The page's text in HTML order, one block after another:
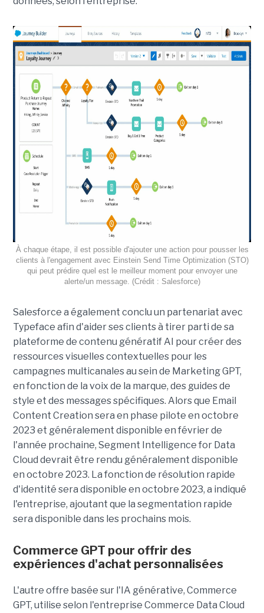
À chaque étape, il est possible d'ajouter une action pour pousser les
clients à l'engagement avec Einstein Send Time Optimization (STO)
qui peut prédire quel est le meilleur moment pour envoyer une
alerte/un message. (Crédit : Salesforce)
Salesforce a également conclu un partenariat avec
Typeface afin d'aider ses clients à tirer parti de sa
plateforme de contenu génératif AI pour créer des
ressources visuelles contextuelles pour les
campagnes multicanales au sein de Marketing GPT,
en fonction de la voix de la marque, des guides de
style et des messages spécifiques. Alors que Email
Content Creation sera en phase pilote en octobre
2023 et généralement disponible en février de
l'année prochaine, Segment Intelligence for Data
Cloud devrait être rendu généralement disponible
en octobre 2023. La fonction de résolution rapide
d'identité sera disponible en octobre 2023, a indiqué
l'entreprise, ajoutant que la segmentation rapide
sera disponible dans les prochains mois.
Commerce GPT pour offrir des
expériences d'achat personnalisées
L'autre offre basée sur l'IA générative, Commerce
GPT, utilise selon l'entreprise Commerce Data Cloud